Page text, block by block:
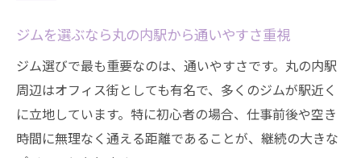
ジムを選ぶなら丸の内駅から通いやすさ重視
ジム選びで最も重要なのは、通いやすさです。丸の内駅
周辺はオフィス街としても有名で、多くのジムが駅近く
に立地しています。特に初心者の場合、仕事前後や空き
時間に無理なく通える距離であることが、継続の大きな